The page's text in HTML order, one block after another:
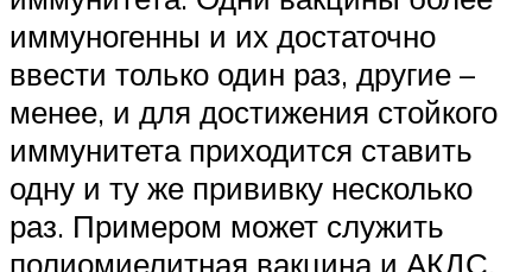
иммуногенны и их достаточно
ввести только один раз, другие –
менее, и для достижения стойкого
иммунитета приходится ставить
одну и ту же прививку несколько
раз. Примером может служить
полиомиелитная вакцина и АКДС.